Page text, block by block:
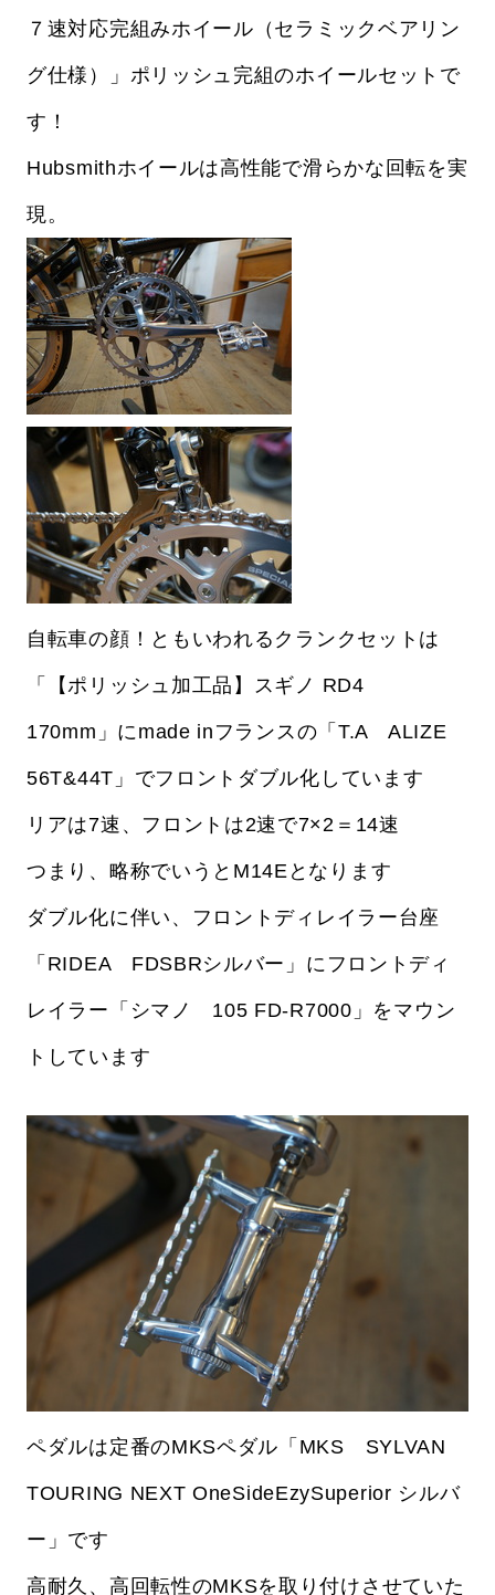
７速対応完組みホイール（セラミックベアリン
グ仕様）」ポリッシュ完組のホイールセットで
す！
Hubsmithホイールは高性能で滑らかな回転を実
現。
自転車の顔！ともいわれるクランクセットは
「【ポリッシュ加工品】スギノ RD4
170mm」にmade inフランスの「T.A ALIZE
56T&44T」でフロントダブル化しています
リアは7速、フロントは2速で7×2＝14速
つまり、略称でいうとM14Eとなります
ダブル化に伴い、フロントディレイラー台座
「RIDEA FDSBRシルバー」にフロントディ
レイラー「シマノ 105 FD-R7000」をマウン
トしています
ペダルは定番のMKSペダル「MKS SYLVAN
TOURING NEXT OneSideEzySuperior シルバ
ー」です
高耐久、高回転性のMKSを取り付けさせていた